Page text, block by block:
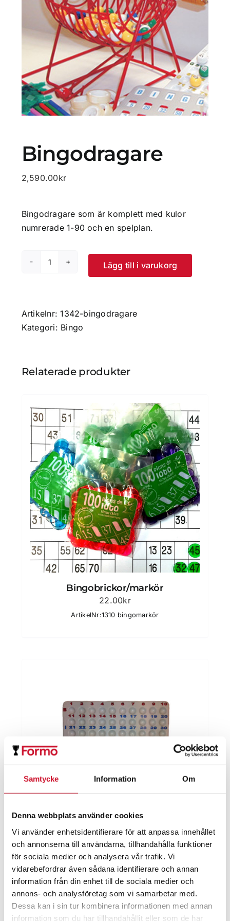
Samtycke Information Om
Denna webbplats använder cookies
Vi använder enhetsidentifierare för att anpassa innehållet
och annonserna till användarna, tillhandahålla funktioner
för sociala medier och analysera vår trafik. Vi
vidarebefordrar även sådana identifierare och annan
information från din enhet till de sociala medier och
annons- och analysföretag som vi samarbetar med.
Dessa kan i sin tur kombinera informationen med annan
information som du har tillhandahållit eller som de har
Profilprodukter
Övrigt
Kontakta oss
Bingodragare
2,590.00kr
Bingodragare som är komplett med kulor
numrerade 1-90 och en spelplan.
Bingodragare Lägg till i varukorg
Artikelnr:1342-bingodragare
Kategori: Bingo
Relaterade produkter
Bingobrickor/markör
22.00kr
ArtikelNr:1310 bingomarkör
Spelplan till Bingo
491.00kr
ArtikelNr:1340 kulbord